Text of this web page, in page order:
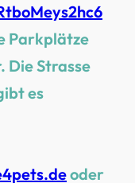
Parkplätze
Die Strasse
es
oder